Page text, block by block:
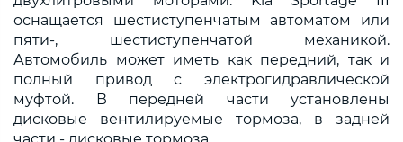
оснащается шестиступенчатым автоматом или
пяти-, шестиступенчатой механикой.
Автомобиль может иметь как передний, так и
полный привод с электрогидравлической
муфтой. В передней части установлены
дисковые вентилируемые тормоза, в задней
части - дисковые тормоза.